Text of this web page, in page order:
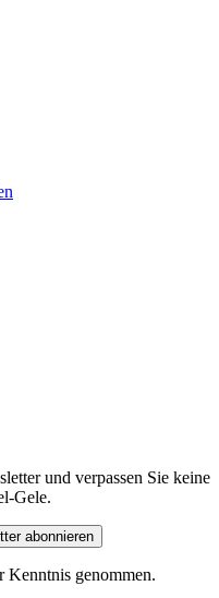
und verpassen Sie keine
Gele.
abonnieren
Kenntnis genommen.